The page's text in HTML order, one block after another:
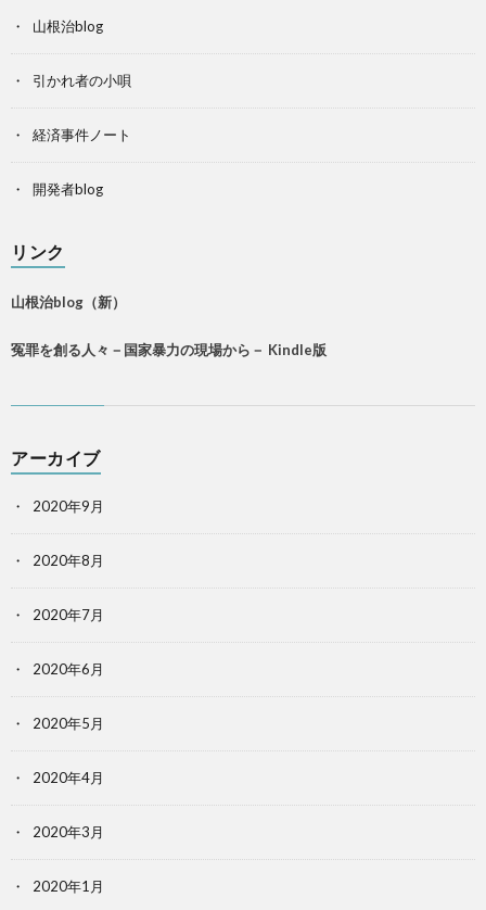
山根治blog
引かれ者の小唄
経済事件ノート
開発者blog
リンク
山根治blog（新）
冤罪を創る人々－国家暴力の現場から－ Kindle版
アーカイブ
2020年9月
2020年8月
2020年7月
2020年6月
2020年5月
2020年4月
2020年3月
2020年1月